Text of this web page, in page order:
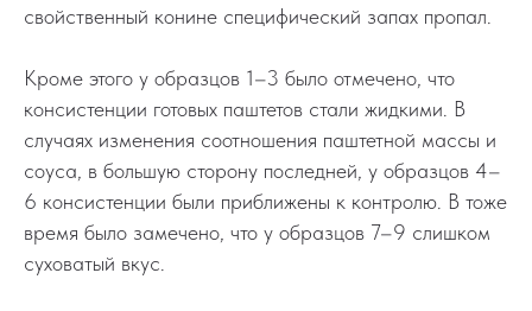
свойственный конине специфический запах пропал.
Кроме этого у образцов 1–3 было отмечено, что
консистенции готовых паштетов стали жидкими. В
случаях изменения соотношения паштетной массы и
соуса, в большую сторону последней, у образцов 4–
6 консистенции были приближены к контролю. В тоже
время было замечено, что у образцов 7–9 слишком
суховатый вкус.